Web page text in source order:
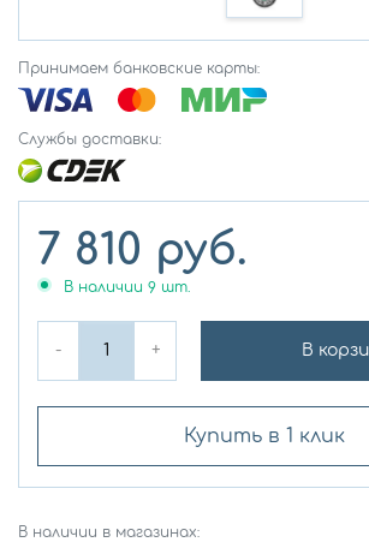
Принимаем банковские карты:
Службы доставки:
7 810 руб.
В наличии 9 шт.
- + В
Купить в 1 клик
В наличии в магазинах: